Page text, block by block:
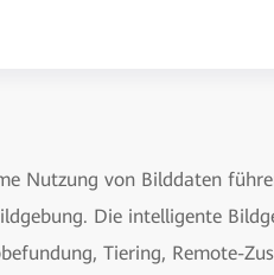
Nutzung von Bilddaten
Die intelligente
Tiering, Remote-